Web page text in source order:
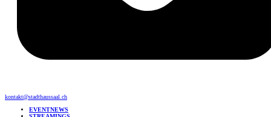
kontakt@stadthaussaal.ch
EVENTNEWS